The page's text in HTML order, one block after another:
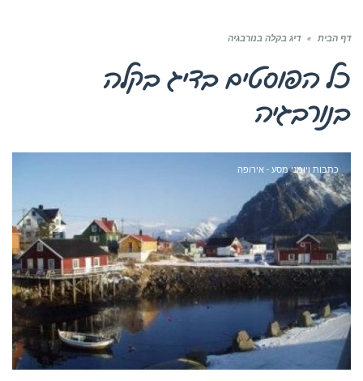
דף הבית » דיג בקלה בנורבגיה
כל הפוסטים בדיג בקלה
בנורבגיה
כתבות ויומני מסע - אירופה